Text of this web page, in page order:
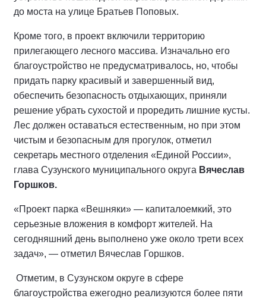
до моста на улице Братьев Поповых.
Кроме того, в проект включили территорию
прилегающего лесного массива. Изначально его
благоустройство не предусматривалось, но, чтобы
придать парку красивый и завершенный вид,
обеспечить безопасность отдыхающих, приняли
решение убрать сухостой и проредить лишние кусты.
Лес должен оставаться естественным, но при этом
чистым и безопасным для прогулок, отметил
секретарь местного отделения «Единой России»,
глава Сузунского муниципального округа Вячеслав
Горшков.
«Проект парка «Вешняки» — капиталоемкий, это
серьезные вложения в комфорт жителей. На
сегодняшний день выполнено уже около трети всех
задач», — отметил Вячеслав Горшков.
Отметим, в Сузунском округе в сфере
благоустройства ежегодно реализуются более пяти